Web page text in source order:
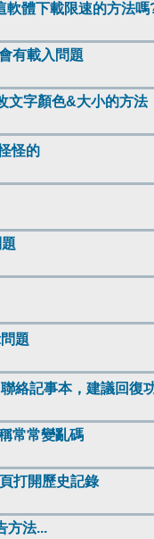
軟體下載限速的方法嗎
有載入問題
文字顏色&大小的方法
怪的
題
絡記事本，建議回復
常常變亂碼
打開歷史記錄
方法...